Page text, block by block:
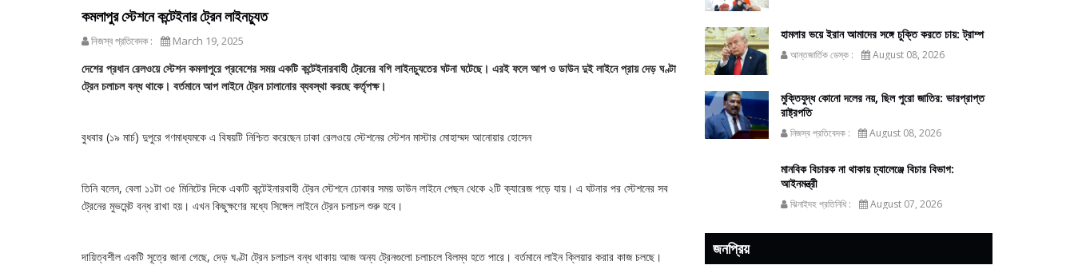
কমলাপুর স্টেশনে কন্টেইনার ট্রেন লাইনচ্যুত
নিজস্ব প্রতিবেদক : March 19, 2025
দেশের প্রধান রেলওয়ে স্টেশন কমলাপুরে প্রবেশের সময় একটি কন্টেইনারবাহী ট্রেনের বগি লাইনচ্যুতের ঘটনা ঘটেছে। এরই ফলে আপ ও ডাউন দুই লাইনে প্রায় দেড় ঘণ্টা
ট্রেন চলাচল বন্ধ থাকে। বর্তমানে আপ লাইনে ট্রেন চালানোর ব্যবস্থা করছে কর্তৃপক্ষ।
বুধবার (১৯ মার্চ) দুপুরে গণমাধ্যমকে এ বিষয়টি নিশ্চিত করেছেন ঢাকা রেলওয়ে স্টেশনের স্টেশন মাস্টার মোহাম্মদ আনোয়ার হোসেন
তিনি বলেন, বেলা ১১টা ৩৫ মিনিটের দিকে একটি কন্টেইনারবাহী ট্রেন স্টেশনে ঢোকার সময় ডাউন লাইনে পেছন থেকে ২টি ক্যারেজ পড়ে যায়। এ ঘটনার পর স্টেশনের সব
ট্রেনের মুভমেন্ট বন্ধ রাখা হয়। এখন কিছুক্ষণের মধ্যে সিঙ্গেল লাইনে ট্রেন চলাচল শুরু হবে।
দায়িত্বশীল একটি সূত্রে জানা গেছে, দেড় ঘণ্টা ট্রেন চলাচল বন্ধ থাকায় আজ অন্য ট্রেনগুলো চলাচলে বিলম্ব হতে পারে। বর্তমানে লাইন ক্লিয়ার করার কাজ চলছে।
হামলার ভয়ে ইরান আমাদের সঙ্গে চুক্তি করতে চায়: ট্রাম্প
আন্তজার্তিক ডেস্ক : August 08, 2026
মুক্তিযুদ্ধ কোনো দলের নয়, ছিল পুরো জাতির: ভারপ্রাপ্ত
রাষ্ট্রপতি
নিজস্ব প্রতিবেদক : August 08, 2026
মানবিক বিচারক না থাকায় চ্যালেঞ্জে বিচার বিভাগ:
আইনমন্ত্রী
ঝিনাইদহ প্রতিনিধি : August 07, 2026
জনপ্রিয়